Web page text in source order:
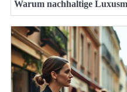
Warum nachhaltige